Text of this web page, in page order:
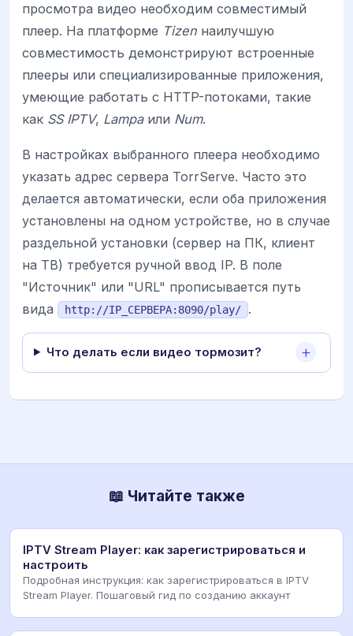
просмотра видео необходим совместимый
плеер. На платформе Tizen наилучшую
совместимость демонстрируют встроенные
плееры или специализированные приложения,
умеющие работать с HTTP-потоками, такие
как SS IPTV, Lampaили Num.
В настройках выбранного плеера необходимо
указать адрес сервера TorrServe. Часто это
делается автоматически, если оба приложения
установлены на одном устройстве, но в случае
раздельной установки (сервер на ПК, клиент
на ТВ) требуется ручной ввод IP. В поле
"Источник" или "URL" прописывается путь
вида
http://IP_СЕРВЕРА:8090/play/ .
Что делать если видео тормозит?
📖 Читайте также
IPTV Stream Player: как зарегистрироваться и
настроить
Подробная инструкция: как зарегистрироваться в IPTV
Stream Player. Пошаговый гид по созданию аккаунт